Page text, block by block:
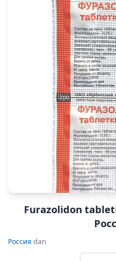
Furazolidon
Россия dan